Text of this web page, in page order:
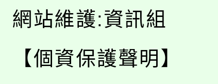
網站維護:資訊組
【個資保護聲明】